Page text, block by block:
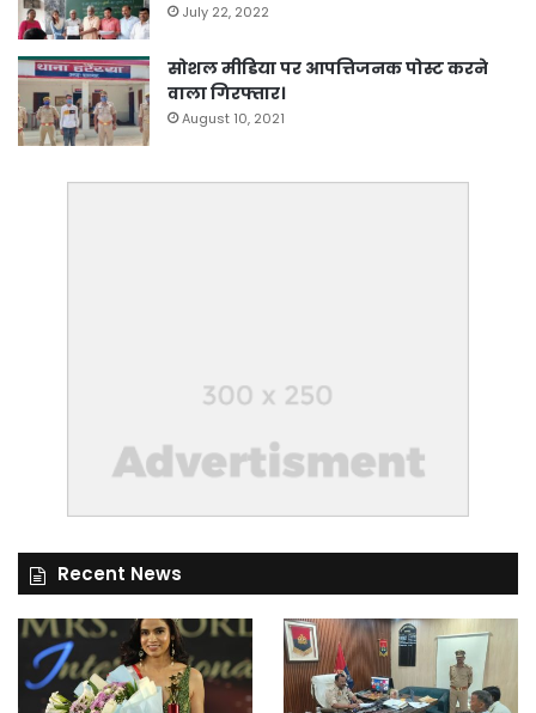
July 22, 2022
सोशल मीडिया पर आपत्तिजनक पोस्ट करने
वाला गिरफ्तार।
August 10, 2021
Recent News